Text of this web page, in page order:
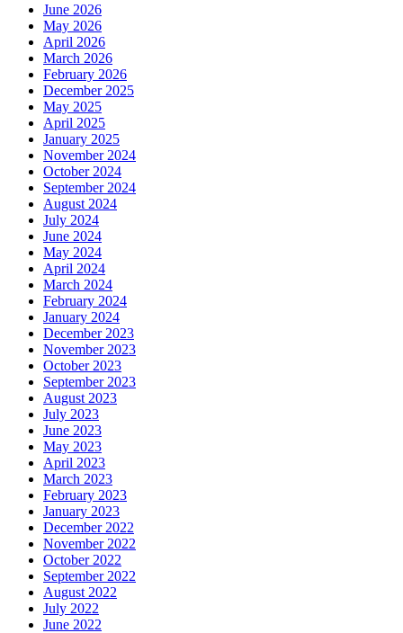
June 2026
May 2026
April 2026
March 2026
February 2026
December 2025
May 2025
April 2025
January 2025
November 2024
October 2024
September 2024
August 2024
July 2024
June 2024
May 2024
April 2024
March 2024
February 2024
January 2024
December 2023
November 2023
October 2023
September 2023
August 2023
July 2023
June 2023
May 2023
April 2023
March 2023
February 2023
January 2023
December 2022
November 2022
October 2022
September 2022
August 2022
July 2022
June 2022